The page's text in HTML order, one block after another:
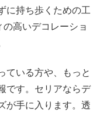
に持ち歩くための工
高いデコレーショ
ている方や、もっと
です。セリアならデ
が手に入ります。透